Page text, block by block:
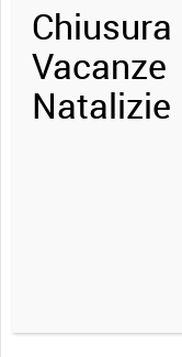
Chiusura
Vacanze
Natalizie